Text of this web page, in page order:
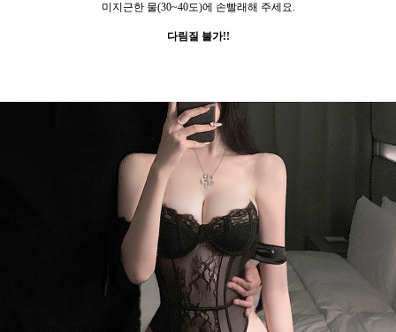
미지근한 물(30~40도)에 손빨래해 주세요.
다림질 불가!!